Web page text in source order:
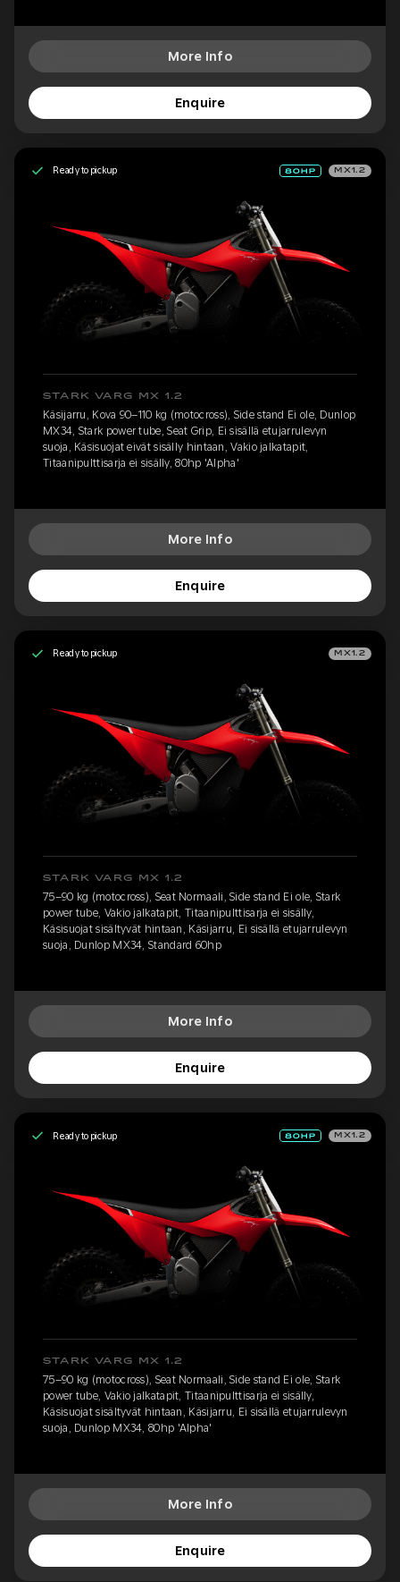
More Info
Enquire
Ready to pickup MX1.2
STARK VARG MX 1.2
Käsijarru, Kova 90–110 kg (motocross), Side stand Ei ole, Dunlop
MX34, Stark power tube, Seat Grip, Ei sisällä etujarrulevyn
suoja, Käsisuojat eivät sisälly hintaan, Vakio jalkatapit,
Titaanipulttisarja ei sisälly, 80hp 'Alpha'
More Info
Enquire
Ready to pickup MX1.2
STARK VARG MX 1.2
75–90 kg (motocross), Seat Normaali, Side stand Ei ole, Stark
power tube, Vakio jalkatapit, Titaanipulttisarja ei sisälly,
Käsisuojat sisältyvät hintaan, Käsijarru, Ei sisällä etujarrulevyn
suoja, Dunlop MX34, Standard 60hp
More Info
Enquire
Ready to pickup MX1.2
STARK VARG MX 1.2
75–90 kg (motocross), Seat Normaali, Side stand Ei ole, Stark
power tube, Vakio jalkatapit, Titaanipulttisarja ei sisälly,
Käsisuojat sisältyvät hintaan, Käsijarru, Ei sisällä etujarrulevyn
suoja, Dunlop MX34, 80hp 'Alpha'
More Info
Enquire